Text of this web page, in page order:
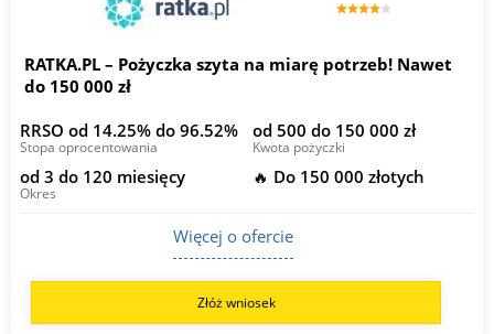
RATKA.PL – Pożyczka szyta na miarę potrzeb! Nawet
do 150 000 zł
RRSO od 14.25% do 96.52%
Stopa oprocentowania
od 500 do 150 000 zł
Kwota pożyczki
od 3 do 120 miesięcy
Okres
🔥 Do 150 000 złotych
Więcej o ofercie
Złóż wniosek